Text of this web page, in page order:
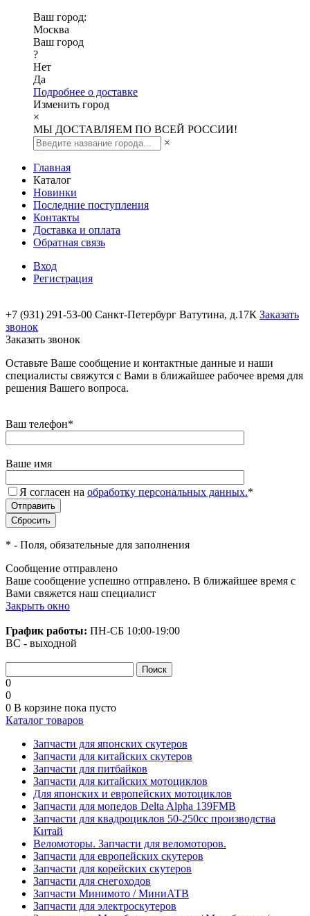
Ваш город:
Москва
Ваш город
?
Нет
Да
Подробнее о доставке
Изменить город
×
МЫ ДОСТАВЛЯЕМ ПО ВСЕЙ РОССИИ!
×
Главная
Каталог
Новинки
Последние поступления
Контакты
Доставка и оплата
Обратная связь
Вход
Регистрация
+7 (931) 291-53-00 Санкт-Петербург Ватутина, д.17К Заказать
звонок
Заказать звонок
Оставьте Ваше сообщение и контактные данные и наши
специалисты свяжутся с Вами в ближайшее рабочее время для
решения Вашего вопроса.
Ваш телефон*
Ваше имя
Я согласен на обработку персональных данных.*
* - Поля, обязательные для заполнения
Сообщение отправлено
Ваше сообщение успешно отправлено. В ближайшее время с
Вами свяжется наш специалист
Закрыть окно
График работы: ПН-СБ 10:00-19:00
ВС - выходной
0
0
0 В корзине пока пусто
Каталог товаров
Запчасти для японских скутеров
Запчасти для китайских скутеров
Запчасти для питбайков
Запчасти для китайских мотоциклов
Для японских и европейских мотоциклов
Запчасти для мопедов Delta Alpha 139FMB
Запчасти для квадроциклов 50-250сс производства
Китай
Веломоторы. Запчасти для веломоторов.
Запчасти для европейских скутеров
Запчасти для корейских скутеров
Запчасти для снегоходов
Запчасти Минимото / МиниАТВ
Запчасти для электроскутеров